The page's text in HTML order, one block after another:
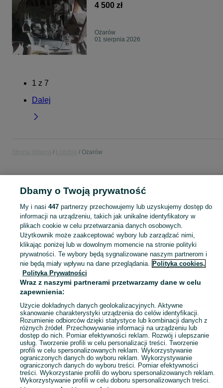
4 500 zł
Ożarów
01 sierpnia 2026
1 z 7
Dalej
Ożarów
mchale burty do przyczep prasa rolująca
Skorzystaj z największego serwisu ogłoszeniowego - Ożarów i okolice! Kupuj to, czego pragniesz i sprzedawaj to, czego już nie potrzebujesz! Zobacz
Mapa kategorii
Mapa miejscowości
Mapa ministron
Popularne wyszukiwania
Dbamy o Twoją prywatność
My i nasi 447partnerzy przechowujemy lub uzyskujemy dostęp do
informacji na urządzeniu, takich jak unikalne identyfikatory w
plikach cookie w celu przetwarzania danych osobowych.
Użytkownik może zaakceptować wybory lub zarządzać nimi,
klikając poniżej lub w dowolnym momencie na stronie polityki
prywatności. Te wybory będą sygnalizowane naszym partnerom i
nie będą miały wpływu na dane przeglądania. Polityka cookies,
Polityka Prywatności
Wraz z naszymi partnerami przetwarzamy dane w celu
zapewnienia:
Użycie dokładnych danych geolokalizacyjnych. Aktywne
skanowanie charakterystyki urządzenia do celów identyfikacji.
Rozumienie odbiorców dzięki statystyce lub kombinacji danych z
różnych źródeł. Przechowywanie informacji na urządzeniu lub
dostęp do nich. Pomiar efektywności reklam. Rozwój i ulepszanie
usług. Tworzenie profili w celu personalizacji treści. Tworzenie
profili w celu spersonalizowanych reklam. Wykorzystywanie
ograniczonych danych do wyboru reklam. Wykorzystywanie
ograniczonych danych do wyboru treści. Pomiar efektywności
treści. Wykorzystanie profili do wyboru spersonalizowanych reklam.
Wykorzystywanie profili w celu doboru spersonalizowanych treści.